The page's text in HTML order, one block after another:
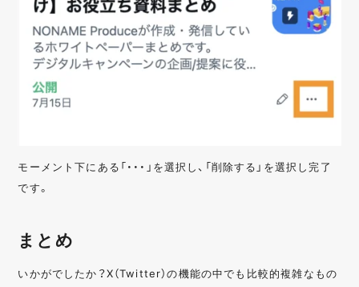
モーメント下にある「・・・」を選択し、「削除する」を選択し完了
です。
まとめ
いかがでしたか？X（Twitter）の機能の中でも比較的複雑なもの